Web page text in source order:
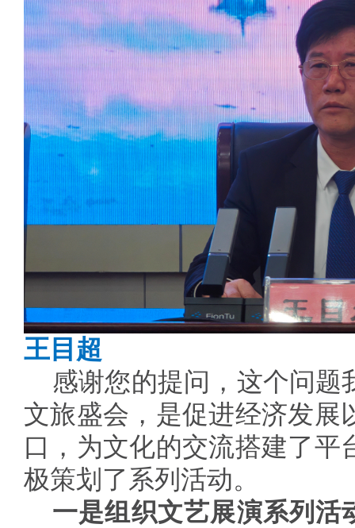
王目超
感谢您的提问，这个问题
文旅盛会，是促进经济发展
口，为文化的交流搭建了平
极策划了系列活动。
一是组织文艺展演系列活